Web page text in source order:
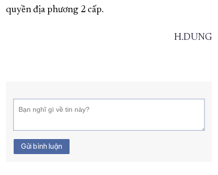
quyền địa phương 2 cấp.
H.DUNG
Gửi bình luận